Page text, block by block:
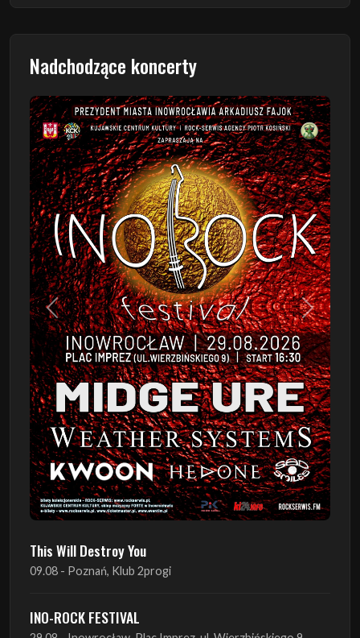
Nadchodzące koncerty
Poprzedni Następny
This Will Destroy You
09.08 - Poznań, Klub 2progi
INO-ROCK FESTIVAL